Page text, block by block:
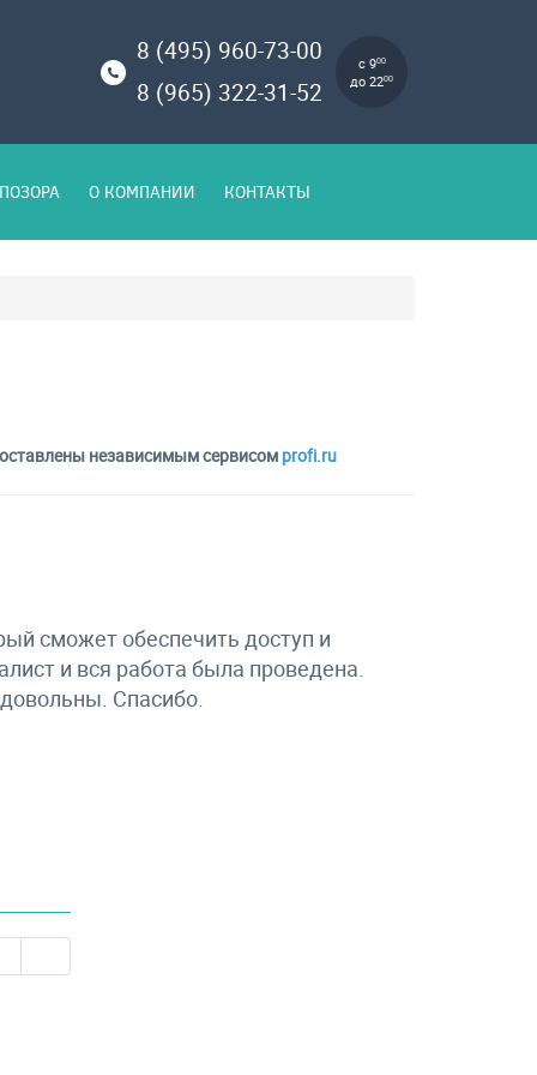
8 (495) 960-73-00
8 (965) 322-31-52
с 900
до 2200
О КОМПАНИИ КОНТАКТЫ
независимым сервисом profi.ru
сможет обеспечить доступ и
и вся работа была проведена.
Спасибо.